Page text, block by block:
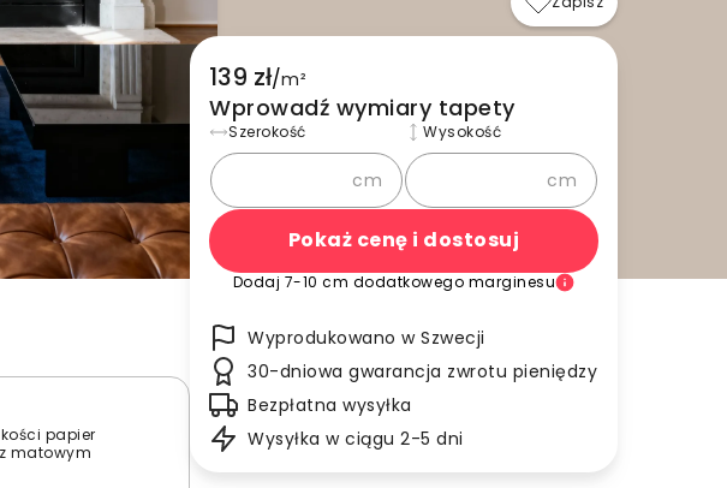
papier
matowym
139 zł/m²
Wprowadź wymiary tapety
Szerokość
cm
Wysokość
cm
Pokaż cenę i dostosuj
Dodaj 7-10 cm dodatkowego marginesu
Wyprodukowano w Szwecji
30-dniowa gwarancja zwrotu pieniędzy
Bezpłatna wysyłka
Wysyłka w ciągu 2-5 dni